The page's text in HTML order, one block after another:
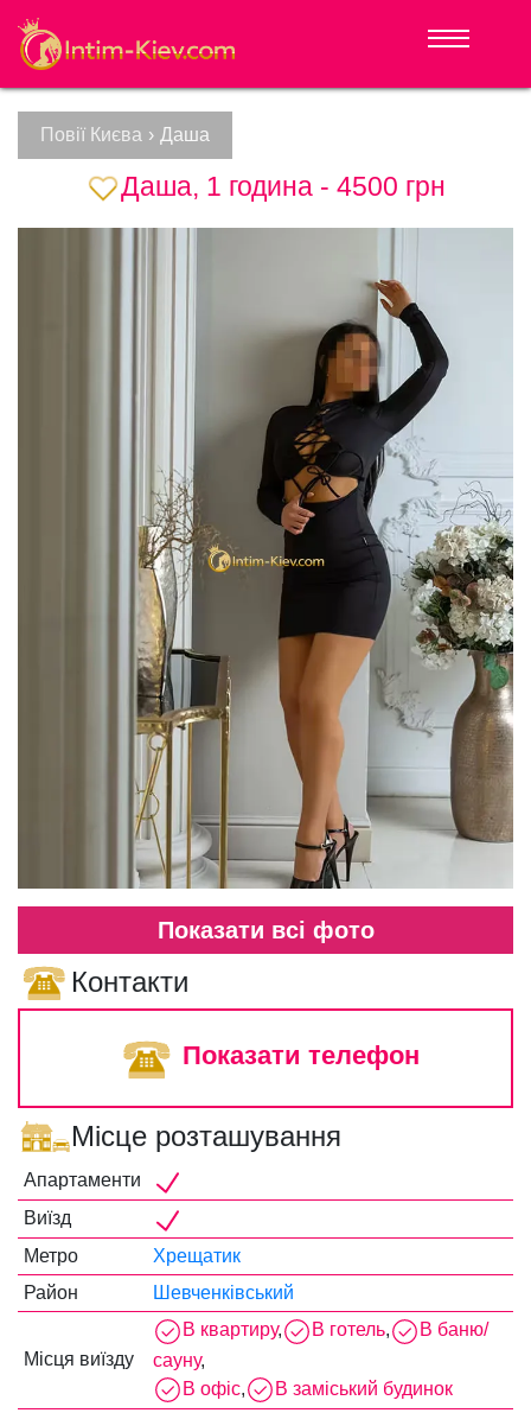
Повії Києва › Даша
Даша, 1 година - 4500 грн
Показати всі фото
Контакти
Показати телефон
Місце розташування
Апартаменти
Виїзд
Метро
Хрещатик
Район
Шевченківський
Місця виїзду
В квартиру, В готель,
В баню/
сауну,
В офіс, В заміський будинок